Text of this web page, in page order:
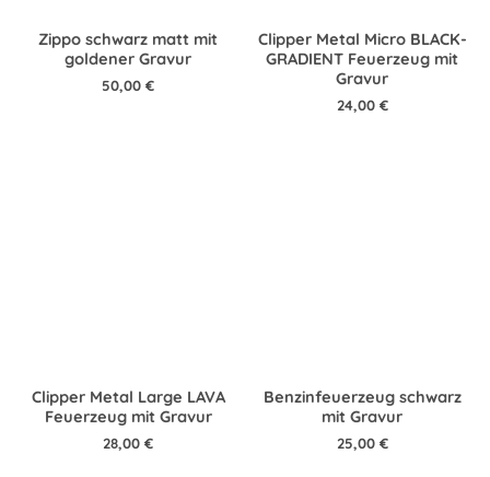
Zippo schwarz matt mit
goldener Gravur
50,00 €
Clipper Metal Micro BLACK-
GRADIENT Feuerzeug mit
Gravur
24,00 €
Clipper Metal Large LAVA
Feuerzeug mit Gravur
28,00 €
Benzinfeuerzeug schwarz
mit Gravur
25,00 €